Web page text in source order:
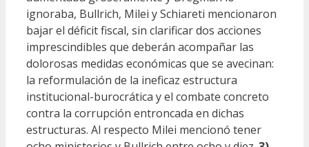
ignoraba, Bullrich, Milei y Schiareti mencionaron
bajar el déficit fiscal, sin clarificar dos acciones
imprescindibles que deberán acompañar las
dolorosas medidas económicas que se avecinan:
la reformulación de la ineficaz estructura
institucional-burocrática y el combate concreto
contra la corrupción entroncada en dichas
estructuras. Al respecto Milei mencionó tener